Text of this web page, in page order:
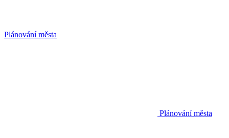
Plánování města
Plánování města